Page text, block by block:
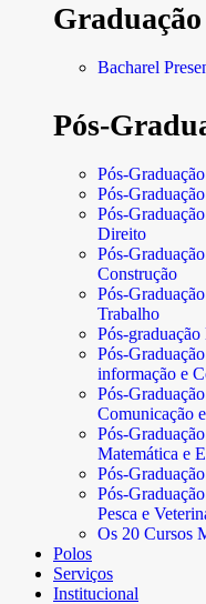
Graduação
Bacharel
Pós-
Pós-
Pós-
Pós-
Direito
Pós-
Construção
Pós-
Trabalho
Pós-
Pós-
informação e
Pós-
Comunicação
Pós-
Matemática e
Pós-
Pós-
Pesca e
Os 20 Cursos
Polos
Serviços
Institucional